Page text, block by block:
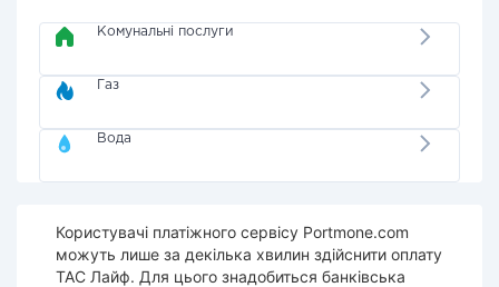
Комунальні послуги
Газ
Вода
Користувачі платіжного сервісу Portmone.com
можуть лише за декілька хвилин здійснити оплату
ТАС Лайф. Для цього знадобиться банківська